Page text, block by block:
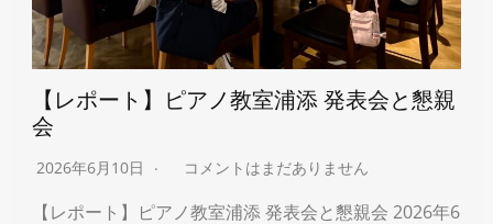
【レポート】ピアノ教室浦添 発表会と懇親
会
2026年6月10日 コメントはまだありません
【レポート】ピアノ教室浦添 発表会と懇親会 2026年6